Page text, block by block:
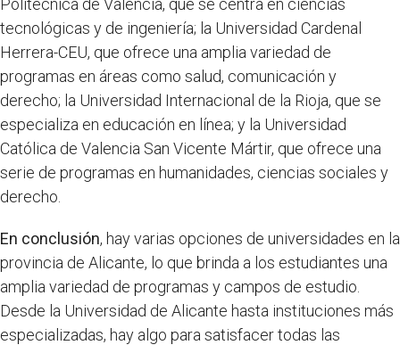
Politécnica de Valencia, que se centra en ciencias
tecnológicas y de ingeniería; la Universidad Cardenal
Herrera-CEU, que ofrece una amplia variedad de
programas en áreas como salud, comunicación y
derecho; la Universidad Internacional de la Rioja, que se
especializa en educación en línea; y la Universidad
Católica de Valencia San Vicente Mártir, que ofrece una
serie de programas en humanidades, ciencias sociales y
derecho.
En conclusión, hay varias opciones de universidades en la
provincia de Alicante, lo que brinda a los estudiantes una
amplia variedad de programas y campos de estudio.
Desde la Universidad de Alicante hasta instituciones más
especializadas, hay algo para satisfacer todas las